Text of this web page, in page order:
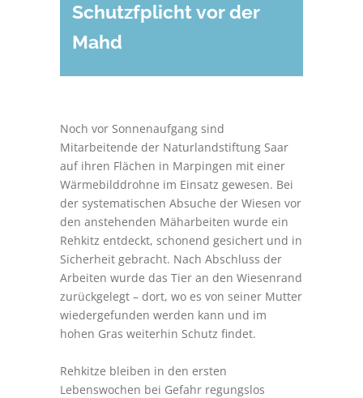
Schutzfplicht vor der
Mahd
Noch vor Sonnenaufgang sind
Mitarbeitende der Naturlandstiftung Saar
auf ihren Flächen in Marpingen mit einer
Wärmebilddrohne im Einsatz gewesen. Bei
der systematischen Absuche der Wiesen vor
den anstehenden Mäharbeiten wurde ein
Rehkitz entdeckt, schonend gesichert und in
Sicherheit gebracht. Nach Abschluss der
Arbeiten wurde das Tier an den Wiesenrand
zurückgelegt – dort, wo es von seiner Mutter
wiedergefunden werden kann und im
hohen Gras weiterhin Schutz findet.
Rehkitze bleiben in den ersten
Lebenswochen bei Gefahr regungslos